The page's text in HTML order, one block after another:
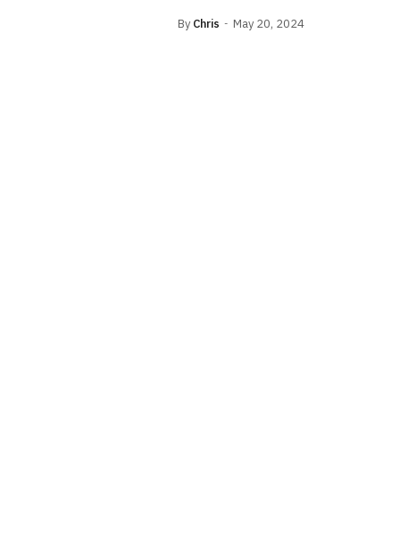
By Chris May 20, 2024